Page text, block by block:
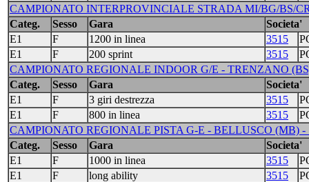
CAMPIONATO INTERPROVINCIALE STRADA MI/BG/BS/
Categ.
Sesso Gara
Societa'
E1
F 1200 in linea 3515
E1
F 200 sprint 3515
CAMPIONATO REGIONALE INDOOR G/E - TRENZANO
Categ.
Sesso Gara
Societa'
E1
F 3 giri destrezza 3515
E1
F 800 in linea 3515
CAMPIONATO REGIONALE PISTA G-E - BELLUSCO (MB) -
Categ.
Sesso Gara
Societa'
E1
F 1000 in linea 3515
E1
F long ability 3515